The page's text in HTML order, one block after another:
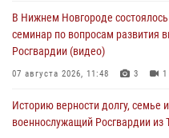
В Нижнем Новгороде
семинар по вопросам развития
Росгвардии (видео)
07 августа 2026, 11:48 3 1
Историю верности долгу, семье
военнослужащий Росгвардии из